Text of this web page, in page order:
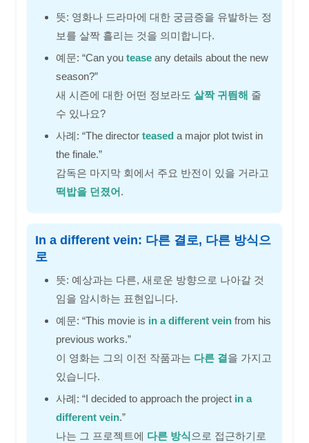
뜻: 영화나 드라마에 대한 궁금증을 유발하는 정
보를 살짝 흘리는 것을 의미합니다.
예문: “Can you tease any details about the new
season?”
새 시즌에 대한 어떤 정보라도 살짝 귀띔해 줄
수 있나요?
사례: “The director teased a major plot twist in
the finale.”
감독은 마지막 회에서 주요 반전이 있을 거라고
떡밥을 던졌어.
In a different vein: 다른 결로, 다른 방식으
로
뜻: 예상과는 다른, 새로운 방향으로 나아갈 것
임을 암시하는 표현입니다.
예문: “This movie is in a different vein from his
previous works.”
이 영화는 그의 이전 작품과는 다른 결을 가지고
있습니다.
사례: “I decided to approach the project in a
different vein.”
나는 그 프로젝트에 다른 방식 으로 접근하기로